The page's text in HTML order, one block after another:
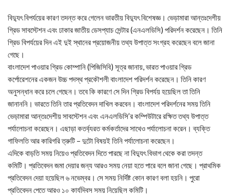
বিদ্যুৎ বিপর্যয়ের কারণ তদন্ত করে গেলেন ভারতীয় বিদ্যুৎ বিশেষজ্ঞ। ভেড়ামারা আন্তঃদেশীয়
গ্রিড সাবস্টেশন এবং ঢাকার জাতীয় ডেসপ্যাচ সেন্টার (এনএলডিসি) পরিদর্শন করেছেন। তিনি
গ্রিড বিপর্যয়ের দিন এই দুই স্থানের প্রয়োজনীয় তথ্য উপাত্ত সংগ্রহ করেছেন বলে জানা
গেছে।
বাংলাদেশ পাওয়ার গ্রিড কোম্পানি (পিজিসিবি) সূত্র জানায়, ভারত পাওয়ার গ্রিড
কর্পোরেশনের একজন উচ্চ পদস্থ প্রকৌশলী বাংলাদেশ পরিদর্শন করেছেন। তিনি কারণ
অনুসন্ধান করে চলে গেছেন। তবে কি কারণে সে দিন গ্রিড বিপর্যয় হয়েছিল তা তিনি
জানাননি। ভারতে তিনি তার প্রতিবেদন দাখিল করবেন। বাংলাদেশ পরিদর্শনের সময় তিনি
ভেড়ামারা আন্তঃদেশীয় সাবস্টেশন এবং এনএলডিসি’র কম্পিউটারে রক্ষিত তথ্য উপাত্ত
পর্যালোচনা করেছেন। এছাড়া কতর্ব্যরত কর্মকর্তাদের সাথেও পর্যালোচনা করেন। ব্যক্তি
গাফিলতি আর কারিগরি ত্রুটি – দুটো বিষয়ই তিনি পর্যালোচনা করেছেন।
এদিকে বাড়তি সময় নিয়েও প্রতিবেদন দিতে পারছে না বিদ্যুৎ বিভাগ থেকে করা তদন্ত
কমিটি। প্রতিবেদন জমা দেয়ার জন্য আরও সময় নেয়া হতে পারে বলে জানা গেছে। প্রাথমিক
প্রতিবেদন দেয়া হয়েছিল ৬ নভেম্বর। সে সময় নির্দিষ্ট কোন কারণ বলা হয়নি। পুরো
প্রতিবেদন পেতে আরও ১০ কার্যদিবস সময় নিয়েছিল কমিটি।